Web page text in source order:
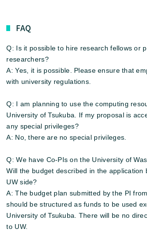
FAQ
Q: Is it possible to hire research fellows or
researchers?
A: Yes, it is possible. Please ensure that
with university regulations.
Q: I am planning to use the computing
University of Tsukuba. If my proposal is
any special privileges?
A: No, there are no special privileges.
Q: We have Co-PIs on the University of
Will the budget described in the application
UW side?
A: The budget plan submitted by the PI
should be structured as funds to be used
University of Tsukuba. There will be no
to UW.